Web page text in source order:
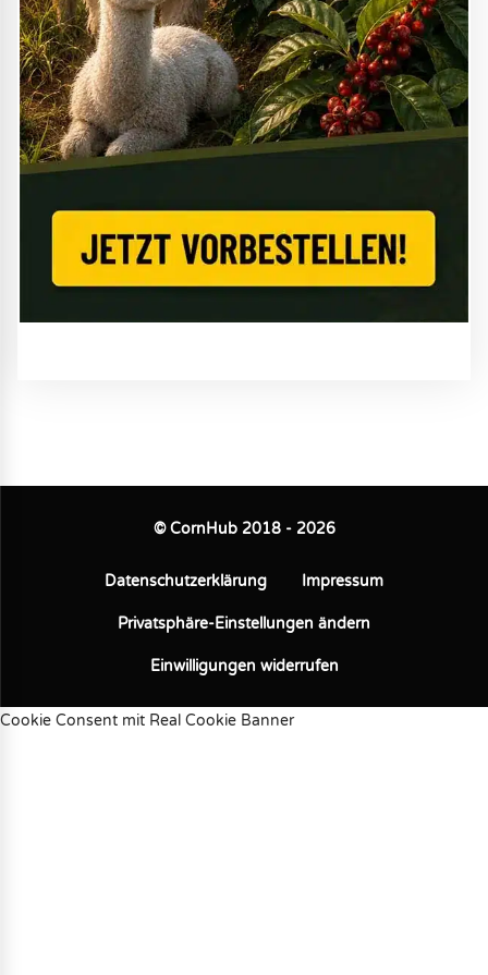
© CornHub 2018 - 2026
Datenschutzerklärung Impressum
Privatsphäre-Einstellungen ändern
Einwilligungen widerrufen
Cookie Consent mit Real Cookie Banner